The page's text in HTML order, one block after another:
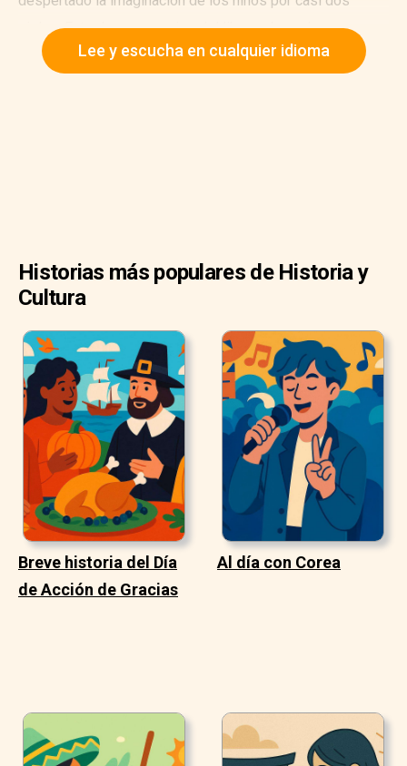
siglos. Entre los personajes del libro sobresale un
excéntrico sombrerero loco que anfitriona una
Lee y escucha en cualquier idioma
Historias más populares de Historia y
Cultura
Breve historia del Día
de Acción de Gracias
Al día con Corea